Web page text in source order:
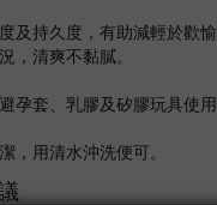
及持久度，有助減輕於歡
，清爽不黏膩。
孕套、乳膠及矽膠玩具使用
，用清水沖洗便可。